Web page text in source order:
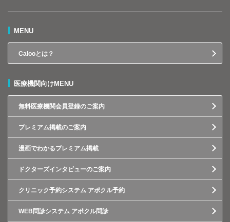
MENU
Calooとは？
医療機関向けMENU
無料医療機関会員登録のご案内
プレミアム掲載のご案内
漫画でわかるプレミアム掲載
ドクターズインタビューのご案内
クリニック予約システム アポクル予約
WEB問診システム アポクル問診